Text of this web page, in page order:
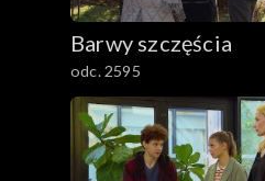
Barwy szczęścia
odc. 2595